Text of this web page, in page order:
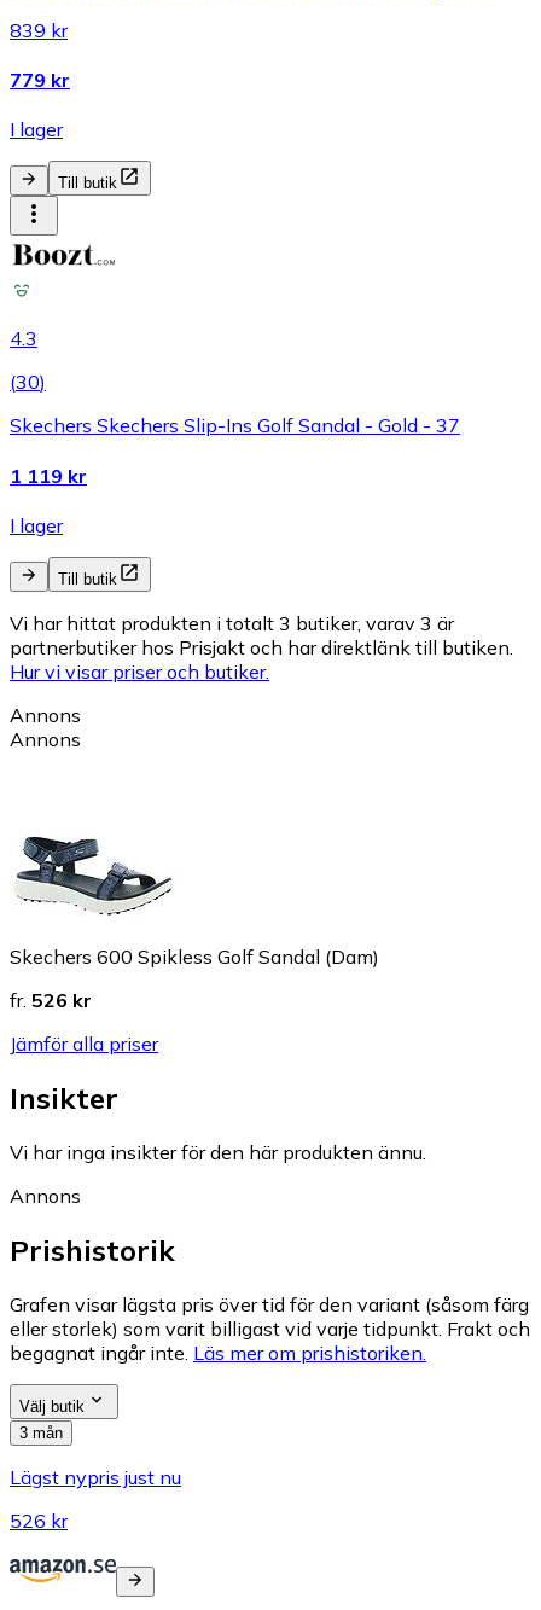
839 kr
779 kr
I lager
Till butik
4.3
(30)
Skechers Skechers Slip-Ins Golf Sandal - Gold - 37
1 119 kr
I lager
Till butik
Vi har hittat produkten i totalt 3 butiker, varav 3 är
partnerbutiker hos Prisjakt och har direktlänk till butiken.
Hur vi visar priser och butiker.
Annons
Annons
Skechers 600 Spikless Golf Sandal (Dam)
fr. 526 kr
Jämför alla priser
Insikter
Vi har inga insikter för den här produkten ännu.
Annons
Prishistorik
Grafen visar lägsta pris över tid för den variant (såsom färg
eller storlek) som varit billigast vid varje tidpunkt. Frakt och
begagnat ingår inte. Läs mer om prishistoriken.
Välj butik
3 mån
Lägst nypris just nu
526 kr